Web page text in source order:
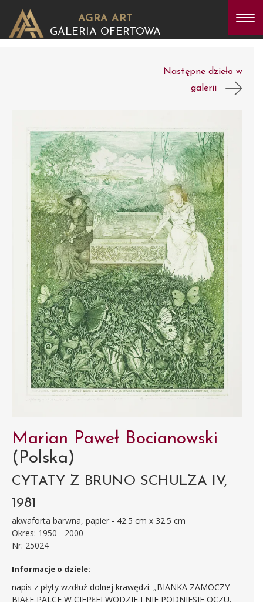
AGRA ART
GALERIA OFERTOWA
Następne dzieło w
galerii
Marian Paweł Bocianowski
(Polska)
CYTATY Z BRUNO SCHULZA IV,
1981
akwaforta barwna, papier - 42.5 cm x 32.5 cm
Okres: 1950 - 2000
Nr: 25024
Informacje o dziele:
napis z płyty wzdłuż dolnej krawędzi: „BIANKA ZAMOCZY
BIAŁE PALCE W CIEPŁEJ WODZIE I NIE PODNIESIE OCZU,